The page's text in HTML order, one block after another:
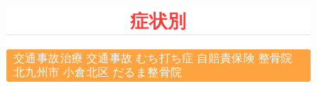
症状別
交通事故治療 交通事故 むち打ち症 自賠責保険 整骨院
北九州市 小倉北区 だるま整骨院